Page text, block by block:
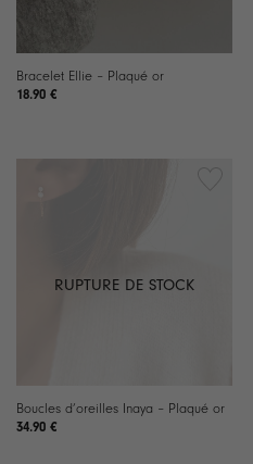
Bracelet Ellie – Plaqué or
18.90 €
RUPTURE DE STOCK
Boucles d’oreilles Inaya – Plaqué or
34.90 €